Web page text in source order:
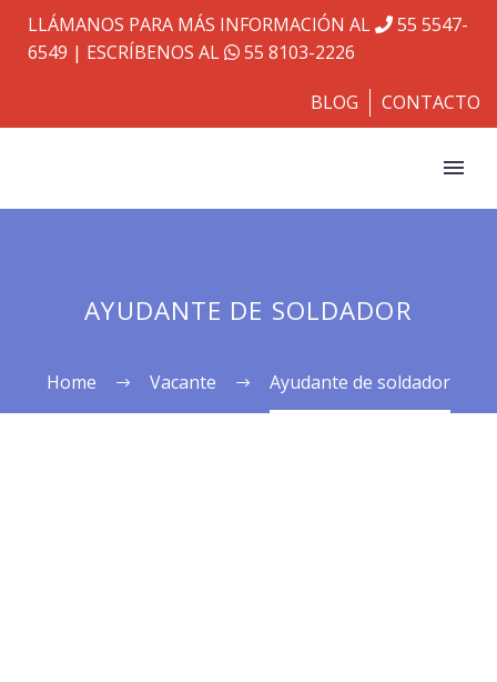
LLÁMANOS PARA MÁS INFORMACIÓN AL
55 5547-
6549 | ESCRÍBENOS AL 55 8103-2226
BLOG CONTACTO
AYUDANTE DE SOLDADOR
Home Vacante Ayudante de soldador